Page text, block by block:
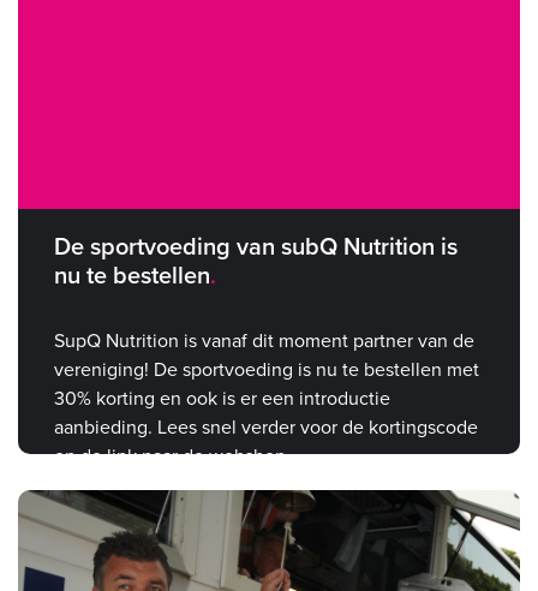
De sportvoeding van subQ Nutrition is
nu te bestellen
SupQ Nutrition is vanaf dit moment partner van de
vereniging! De sportvoeding is nu te bestellen met
30% korting en ook is er een introductie
aanbieding. Lees snel verder voor de kortingscode
en de link naar de webshop.